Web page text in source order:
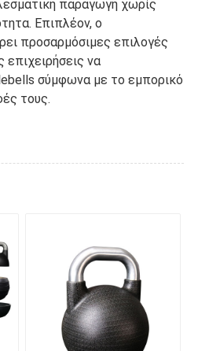
παραγωγή χωρίς
Επιπλέον, ο
προσαρμόσιμες επιλογές
επιχειρήσεις να
σύμφωνα με το εμπορικό
τους.